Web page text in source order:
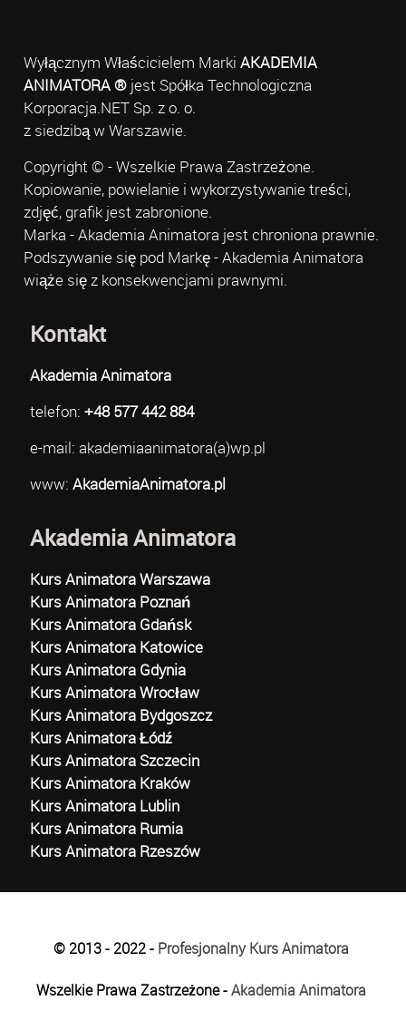
Wyłącznym Właścicielem Marki AKADEMIA
ANIMATORA ®jest Spółka Technologiczna
Korporacja.NET Sp. z o. o.
z siedzibą w Warszawie.
Copyright © - Wszelkie Prawa Zastrzeżone.
Kopiowanie, powielanie i wykorzystywanie treści,
zdjęć, grafik jest zabronione.
Marka - Akademia Animatora jest chroniona prawnie.
Podszywanie się pod Markę - Akademia Animatora
wiąże się z konsekwencjami prawnymi.
Kontakt
Akademia Animatora
telefon: +48 577 442 884
e-mail: akademiaanimatora(a)wp.pl
www: AkademiaAnimatora.pl
Akademia Animatora
Kurs Animatora Warszawa
Kurs Animatora Poznań
Kurs Animatora Gdańsk
Kurs Animatora Katowice
Kurs Animatora Gdynia
Kurs Animatora Wrocław
Kurs Animatora Bydgoszcz
Kurs Animatora Łódź
Kurs Animatora Szczecin
Kurs Animatora Kraków
Kurs Animatora Lublin
Kurs Animatora Rumia
Kurs Animatora Rzeszów
© 2013 - 2022 - Profesjonalny Kurs Animatora
Wszelkie Prawa Zastrzeżone -Akademia Animatora